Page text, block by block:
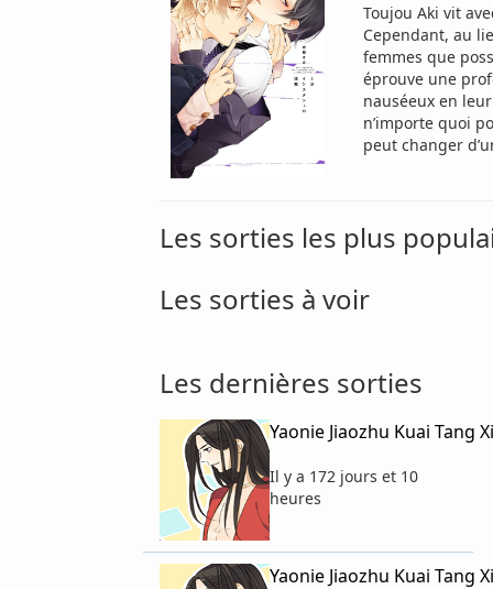
Toujou Aki vit
Cependant, au
femmes que
éprouve une
nauséeux en
n’importe quoi
peut changer
Les sorties les plus
Les sorties à voir
Les dernières sorties
Yaonie Jiaozhu Kuai Tang
Il y a 172 jours et 10
heures
Yaonie Jiaozhu Kuai Tang